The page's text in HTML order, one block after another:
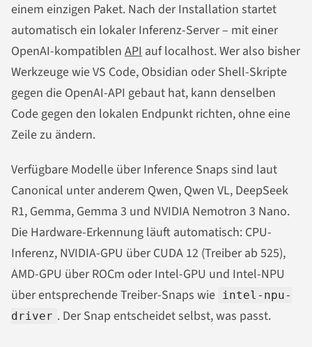
einem einzigen Paket. Nach der Installation startet
automatisch ein lokaler Inferenz-Server – mit einer
OpenAI-kompatiblen API auf localhost. Wer also bisher
Werkzeuge wie VS Code, Obsidian oder Shell-Skripte
gegen die OpenAI-API gebaut hat, kann denselben
Code gegen den lokalen Endpunkt richten, ohne eine
Zeile zu ändern.
Verfügbare Modelle über Inference Snaps sind laut
Canonical unter anderem Qwen, Qwen VL, DeepSeek
R1, Gemma, Gemma 3 und NVIDIA Nemotron 3 Nano.
Die Hardware-Erkennung läuft automatisch: CPU-
Inferenz, NVIDIA-GPU über CUDA 12 (Treiber ab 525),
AMD-GPU über ROCm oder Intel-GPU und Intel-NPU
über entsprechende Treiber-Snaps wie intel-npu-
driver . Der Snap entscheidet selbst, was passt.